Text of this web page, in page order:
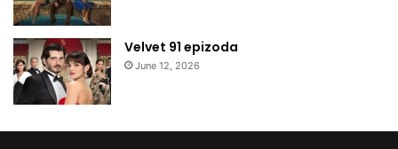
Velvet 91 epizoda
June 12, 2026